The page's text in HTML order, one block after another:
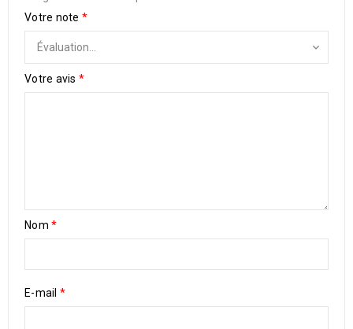
Votre note *
Votre avis *
Nom *
E-mail *